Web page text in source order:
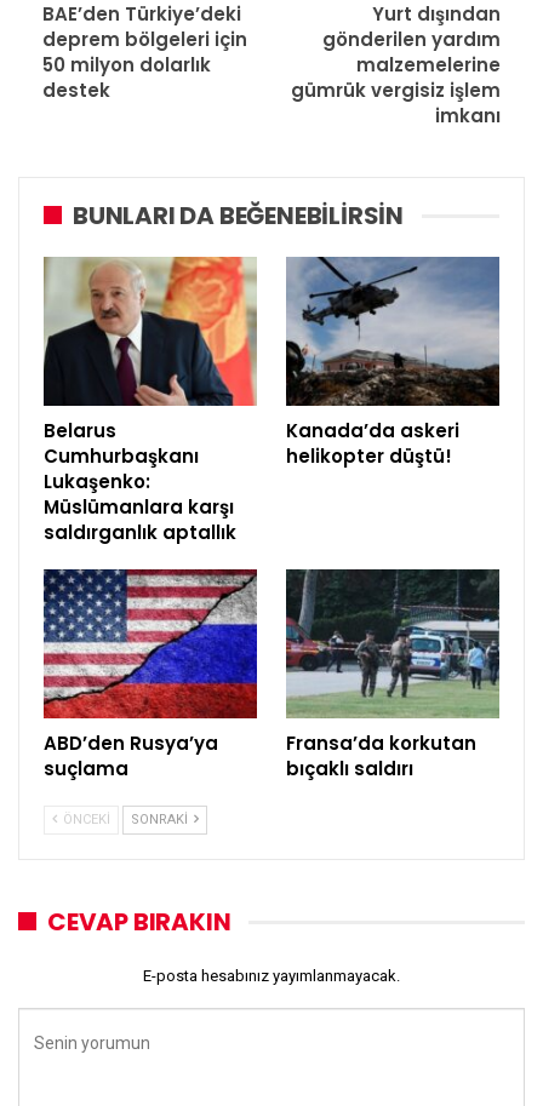
BAE’den Türkiye’deki
deprem bölgeleri için
50 milyon dolarlık
destek
Yurt dışından
gönderilen yardım
malzemelerine
gümrük vergisiz işlem
imkanı
BUNLARI DA BEĞENEBILIRSIN
Belarus
Cumhurbaşkanı
Lukaşenko:
Müslümanlara karşı
saldırganlık aptallık
Kanada’da askeri
helikopter düştü!
ABD’den Rusya’ya
suçlama
Fransa’da korkutan
bıçaklı saldırı
ÖNCEKI SONRAKI
CEVAP BIRAKIN
E-posta hesabınız yayımlanmayacak.